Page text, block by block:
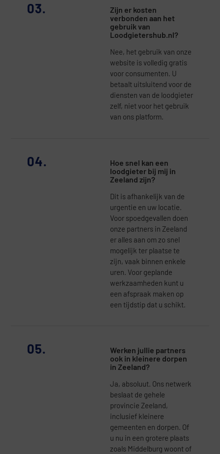
03.
Zijn er kosten
verbonden aan het
gebruik van
Loodgietershub.nl?
Nee, het gebruik van onze
website is volledig gratis
voor consumenten. U
betaalt uitsluitend voor de
diensten van de loodgieter
zelf, niet voor het gebruik
van ons platform.
04.
Hoe snel kan een
loodgieter bij mij in
Zeeland zijn?
Dit is afhankelijk van de
urgentie en uw locatie.
Voor spoedgevallen doen
onze partners in Zeeland
er alles aan om zo snel
mogelijk ter plaatse te
zijn, vaak binnen enkele
uren. Voor geplande
werkzaamheden kunt u
een afspraak maken op
een tijdstip dat u schikt.
05.
Werken jullie partners
ook in kleinere dorpen
in Zeeland?
Ja, absoluut. Ons netwerk
beslaat de gehele
provincie Zeeland,
inclusief kleinere
gemeenten en dorpen. Of
u nu in een grotere plaats
zoals Middelburg woont of